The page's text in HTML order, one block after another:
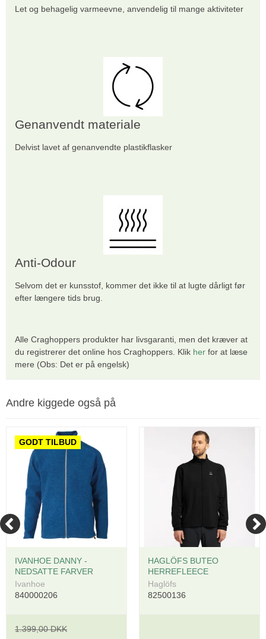
Let og behagelig varmeevne, anvendelig til mange aktiviteter
Genanvendt materiale
Delvist lavet af genanvendte plastikflasker
Anti-Odour
Selvom det er kunsstof, kommer det ikke til at lugte dårligt før
efter længere tids brug.
Alle Craghoppers produkter har livsgaranti, men det kræver at
du registrerer det online hos Craghoppers. Klik her for at læse
mere (Obs: Det er på engelsk)
Andre kiggede også på
GODT TILBUD
IVANHOE DANNY -
NEDSATTE FARVER
Ivanhoe
840000206
1.399,00 DKK
HAGLÖFS BUTEO
HERREFLEECE
Haglöfs
82500136